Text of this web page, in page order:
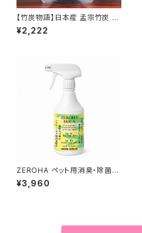
【竹炭物語】日本産 孟宗竹炭 竹
炭パウダー 52g
¥2,222
ZEROHA ペット用消臭・除菌ス
プレー レモンユーカリタイ
プ 約520ml
¥3,960